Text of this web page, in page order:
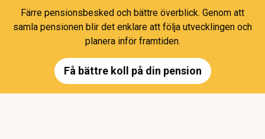
Färre pensionsbesked och bättre överblick. Genom att
samla pensionen blir det enklare att följa utvecklingen och
planera inför framtiden.
Få bättre koll på din pension